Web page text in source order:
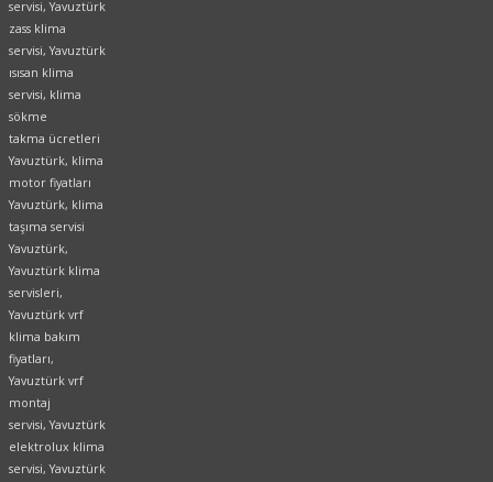
servisi, Yavuztürk
zass klima
servisi, Yavuztürk
ısısan klima
servisi, klima
sökme
takma ücretleri
Yavuztürk, klima
motor fiyatları
Yavuztürk, klima
taşıma servisi
Yavuztürk,
Yavuztürk klima
servisleri,
Yavuztürk vrf
klima bakım
fiyatları,
Yavuztürk vrf
montaj
servisi, Yavuztürk
elektrolux klima
servisi, Yavuztürk